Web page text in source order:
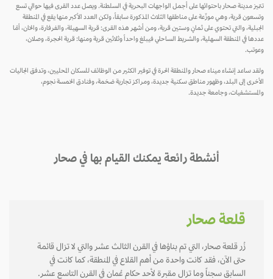
تتميز مدينة صحار باحتوائها على أجمل الواجهات البحرية في السلطنة. ويصل عدد القرى فيها حوالي تسع
وتسعون قرية، وهي موزّعة على مناطقها الثلاث المذكورة سابقاً، ولكن العدد الأكبر منها يقع في المنطقة
الجبلية، والتي تحتوي على ثمانٍ وستين قرية، ومن أشهر هذه القرى: قرية السهيلة، والفرفارة، والخان، أمّا
عددها في المنطقة السهلية، والشريط الساحلي فيبلغ واحداً وثلاثين قرية ومنها: قرية الحجرة، وصلان،
وعوتب.
ولقد ساعد إنشاء ميناء صحار والمنطقة الحرة في توفير الكثير من الوظائف للسكان المحليين، وتدفق الجاليات
الأخرى إلى البلد، وظهور مناطق سكنية جديدة، ومراكز تجارية ضخمة، وفنادق الخمسة نجوم،
والمستشفيات، وجامعة جديدة.
أنشطة رائعة يمكنك القيام بها في صحار
قلعة صحار
زُر قلعة صحار، التي تم بناؤها في القرن الثالث عشر والتي لا تزال قائمة
حتى الآن، فقد كانت واحدة من أهم القلاع في المنطقة، كما كانت في
السابق سجناً وما تزال مقبرة لأحد حكام عُمان في القرن التاسع عشر.